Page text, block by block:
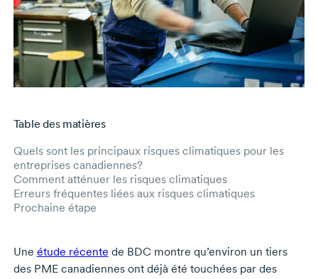
Aller au contenu principal
Table des matières
Quels sont les principaux risques climatiques pour les
entreprises canadiennes?
Comment atténuer les risques climatiques
Erreurs fréquentes liées aux risques climatiques
Prochaine étape
Une étude récente de BDC montre qu’environ un tiers
des PME canadiennes ont déjà été touchées par des